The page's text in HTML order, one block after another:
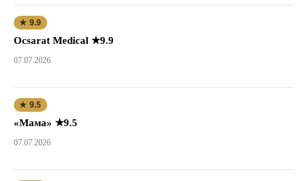
★ 9.9
Ocsarat Medical ★9.9
07.07.2026
★ 9.5
«Мама» ★9.5
07.07.2026